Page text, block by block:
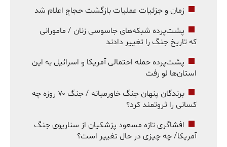
زمان و جزئیات عملیات بازگشت حجاج اعلام شد
پشت‌پرده شبکه‌های جاسوسی زنان / مامورانی
که تاریخ جنگ را تغییر دادند
پشت‌پرده حمله احتمالی آمریکا و اسرائیل به این
استان‌ها لو رفت
برندگان پنهان جنگ خاورمیانه / جنگ ۷۰ روزه چه
کسانی را ثروتمند کرد؟
افشاگری تازه مسعود پزشکیان از سناریوی جنگ
آمریکا/ چه چیزی در حال تغییر است؟